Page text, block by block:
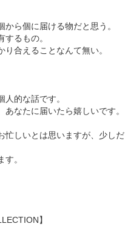
ら個に届ける物だと思う。
るもの。
合えることなんて無い。
的な話です。
なたに届いたら嬉しいです。
忙しいとは思いますが、少しだ
。
】